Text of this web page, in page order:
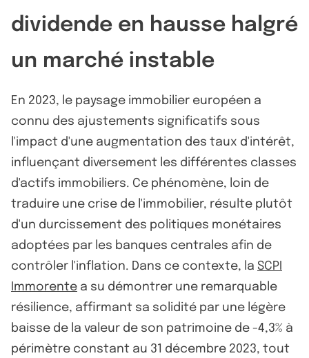
dividende en hausse halgré
un marché instable
En 2023, le paysage immobilier européen a
connu des ajustements significatifs sous
l'impact d'une augmentation des taux d'intérêt,
influençant diversement les différentes classes
d'actifs immobiliers. Ce phénomène, loin de
traduire une crise de l'immobilier, résulte plutôt
d'un durcissement des politiques monétaires
adoptées par les banques centrales afin de
contrôler l'inflation. Dans ce contexte, la SCPI
Immorente a su démontrer une remarquable
résilience, affirmant sa solidité par une légère
baisse de la valeur de son patrimoine de -4,3% à
périmètre constant au 31 décembre 2023, tout